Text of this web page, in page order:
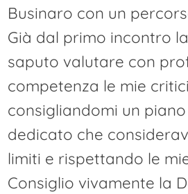
Businaro con un
Già dal primo incontro
saputo valutare con
competenza le mie
consigliandomi un
dedicato che
limiti e rispettando le
Consiglio vivamente la